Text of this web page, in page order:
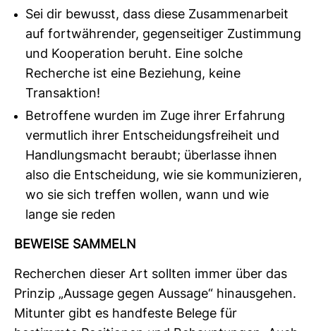
Sei dir bewusst, dass diese Zusammenarbeit
auf fortwährender, gegenseitiger Zustimmung
und Kooperation beruht. Eine solche
Recherche ist eine Beziehung, keine
Transaktion!
Betroffene wurden im Zuge ihrer Erfahrung
vermutlich ihrer Entscheidungsfreiheit und
Handlungsmacht beraubt; überlasse ihnen
also die Entscheidung, wie sie kommunizieren,
wo sie sich treffen wollen, wann und wie
lange sie reden
BEWEISE SAM­MELN
Recher­chen dieser Art sollten immer über das
Prinzip „Aus­sage gegen Aus­sage“ hin­aus­gehen.
Mit­unter gibt es hand­feste Belege für